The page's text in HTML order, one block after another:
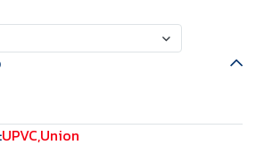
UPVC,Union